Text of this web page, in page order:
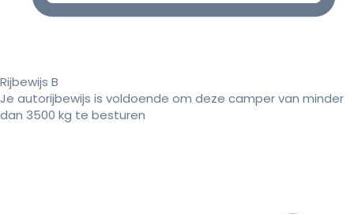
Rijbewijs B
Je autorijbewijs is voldoende om deze camper van minder
dan 3500 kg te besturen